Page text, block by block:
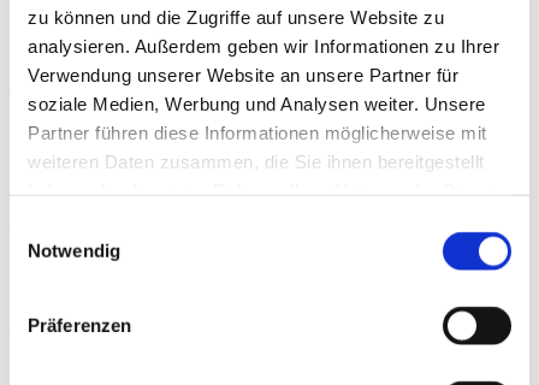
zu können und die Zugriffe auf unsere Website zu
analysieren. Außerdem geben wir Informationen zu Ihrer
Verwendung unserer Website an unsere Partner für
soziale Medien, Werbung und Analysen weiter. Unsere
Partner führen diese Informationen möglicherweise mit
weiteren Daten zusammen, die Sie ihnen bereitgestellt
Notwendig
Präferenzen
Die Bauindustrie ist ein Stützpfeiler für die wirtschaftliche
Entwicklung unseres Landes. Sie ist die Schlüsselbranche
für die großen gesellschaftlichen Themen unserer Zeit – ob
beim Erhalt und Ausbau unserer Bundesverkehrswege, der
klimafreundlichen Umsetzung der Mobilitätswende, dem
Erreichen der Wohnungsbauziele oder beim Ausbau der
Breitbandinfrastruktur. Die Transformation der Branche wird
Potenzial liegt dabei in der Nachhaltigkeit und
Am 14. Juni 2023 fand in Berlin am Kanzleramt der TAG